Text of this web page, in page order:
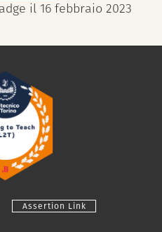
il 16 febbraio 2023
Assertion Link